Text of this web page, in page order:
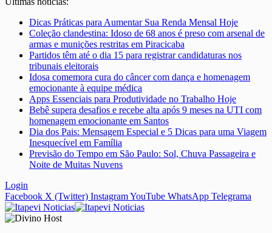
Dicas Práticas para Aumentar Sua Renda Mensal Hoje
Coleção clandestina: Idoso de 68 anos é preso com arsenal de
armas e munições restritas em Piracicaba
Partidos têm até o dia 15 para registrar candidaturas nos
tribunais eleitorais
Idosa comemora cura do câncer com dança e homenagem
emocionante à equipe médica
Apps Essenciais para Produtividade no Trabalho Hoje
Bebê supera desafios e recebe alta após 9 meses na UTI com
homenagem emocionante em Santos
Dia dos Pais: Mensagem Especial e 5 Dicas para uma Viagem
Inesquecível em Família
Previsão do Tempo em São Paulo: Sol, Chuva Passageira e
Noite de Muitas Nuvens
Login
Facebook X (Twitter) InstagramYouTube WhatsApp Telegrama